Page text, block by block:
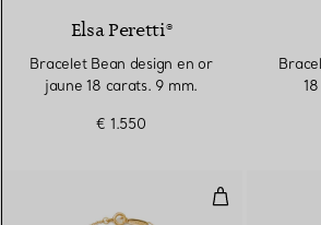
Elsa Peretti®
Bracelet Bean design en or
jaune 18 carats. 9 mm.
€ 1.550
Bracelet